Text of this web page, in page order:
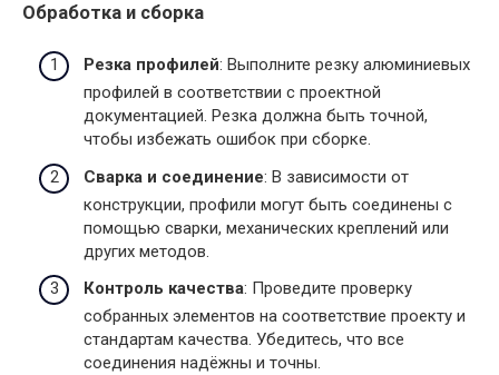
Обработка и сборка
Резка профилей: Выполните резку алюминиевых
профилей в соответствии с проектной
документацией. Резка должна быть точной,
чтобы избежать ошибок при сборке.
Сварка и соединение: В зависимости от
конструкции, профили могут быть соединены с
помощью сварки, механических креплений или
других методов.
Контроль качества: Проведите проверку
собранных элементов на соответствие проекту и
стандартам качества. Убедитесь, что все
соединения надёжны и точны.